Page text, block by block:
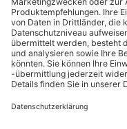
ÜBER UNS
Unternehmen
Geschäftsbereiche
Miete
Dienstleistungen & Service
Karriere